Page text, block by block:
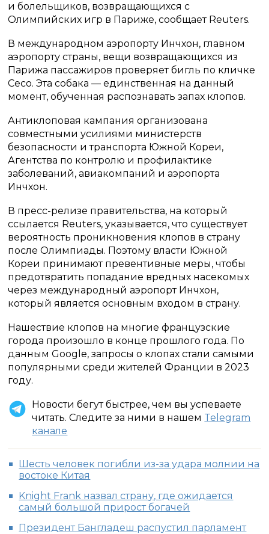
и болельщиков, возвращающихся с
Олимпийских игр в Париже, сообщает Reuters.
В международном аэропорту Инчхон, главном
аэропорту страны, вещи возвращающихся из
Парижа пассажиров проверяет бигль по кличке
Сесо. Эта собака — единственная на данный
момент, обученная распознавать запах клопов.
Антиклоповая кампания организована
совместными усилиями министерств
безопасности и транспорта Южной Кореи,
Агентства по контролю и профилактике
заболеваний, авиакомпаний и аэропорта
Инчхон.
В пресс-релизе правительства, на который
ссылается Reuters, указывается, что существует
вероятность проникновения клопов в страну
после Олимпиады. Поэтому власти Южной
Кореи принимают превентивные меры, чтобы
предотвратить попадание вредных насекомых
через международный аэропорт Инчхон,
который является основным входом в страну.
Нашествие клопов на многие французские
города произошло в конце прошлого года. По
данным Google, запросы о клопах стали самыми
популярными среди жителей Франции в 2023
году.
Новости бегут быстрее, чем вы успеваете
читать. Следите за ними в нашем Telegram
канале
Шесть человек погибли из-за удара молнии на
востоке Китая
Knight Frank назвал страну, где ожидается
самый большой прирост богачей
Президент Бангладеш распустил парламент